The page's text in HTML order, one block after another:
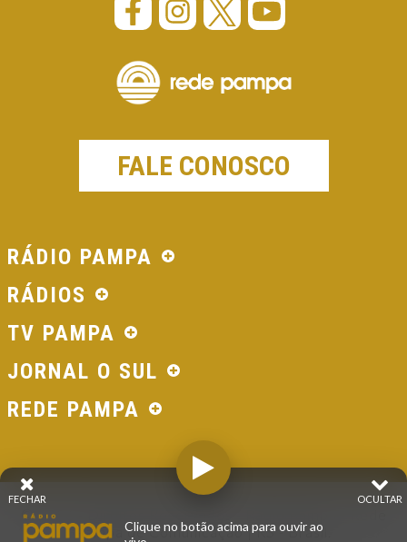
FALE CONOSCO
RÁDIO PAMPA
RÁDIOS
TV PAMPA
JORNAL O SUL
REDE PAMPA
© 2026 - Direitos Reservados - Rádio Pampa - Rede
Pampa de Comunicação | RS - Brasil.
OCULTAR
FECHAR
Clique no botão acima para ouvir ao